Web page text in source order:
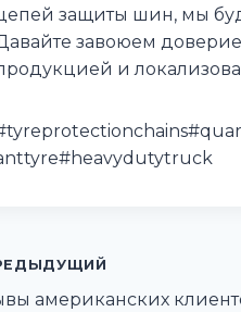
защиты шин, мы
завоюем
и
американских